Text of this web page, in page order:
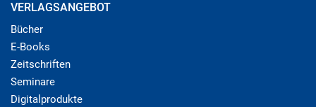
VERLAGSANGEBOT
Bücher
E-Books
Zeitschriften
Seminare
Digitalprodukte